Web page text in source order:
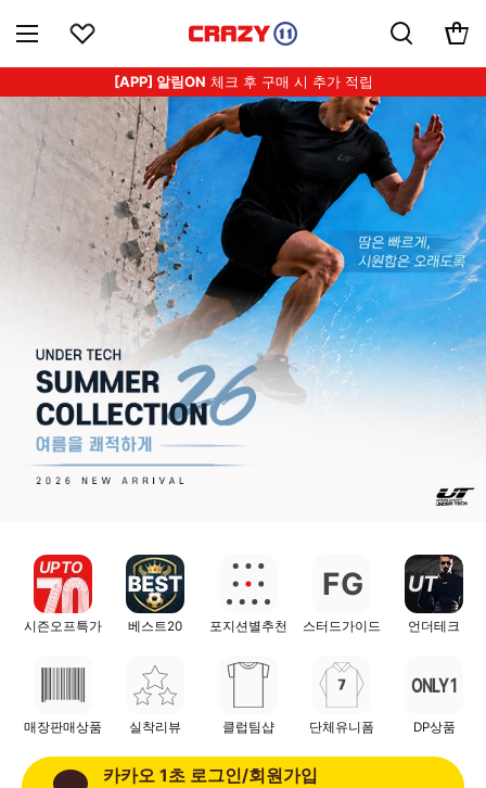
[APP] 알림ON 체크 후 구매 시 추가 적립
UP TO
시즌오프특가 베스트20 포지션별추천
FG
스터드가이드
UT
언더테크
매장판매상품 실착리뷰 클럽팀샵 단체유니폼
ONLY 1
DP상품
카카오 1초 로그인/회원가입